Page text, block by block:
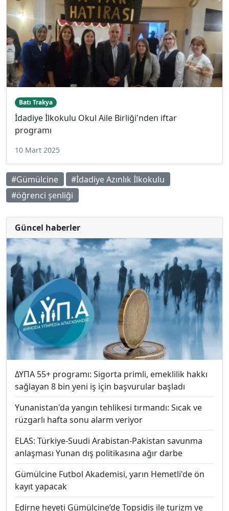
Batı Trakya
İdadiye İlkokulu Okul Aile Birliği'nden iftar
programı
10 Mart 2025
#Gümülcine
#İdadiye Azınlık İlkokulu
#öğrenci şenliği
Güncel haberler
ΔΥΠΑ 55+ programı: Sigorta primli, emeklilik hakkı
sağlayan 8 bin yeni iş için başvurular başladı
Yunanistan'da yangın tehlikesi tırmandı: Sıcak ve
rüzgarlı hafta sonu alarm veriyor
ELAS: Türkiye-Suudi Arabistan-Pakistan savunma
anlaşması Yunan dış politikasına ağır darbe
Gümülcine Futbol Akademisi, yarın Hemetli'de ön
kayıt yapacak
Edirne heyeti Gümülcine’de Topsidis ile turizm ve